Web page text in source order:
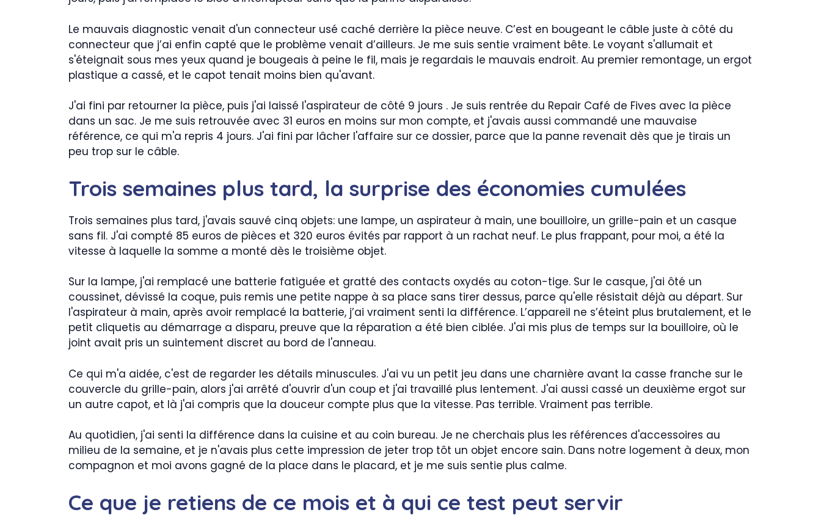
Le mauvais diagnostic venait d'un connecteur usé caché derrière la pièce neuve. C’est en bougeant le câble juste à côté du
connecteur que j’ai enfin capté que le problème venait d’ailleurs. Je me suis sentie vraiment bête. Le voyant s'allumait et
s'éteignait sous mes yeux quand je bougeais à peine le fil, mais je regardais le mauvais endroit. Au premier remontage, un ergot
plastique a cassé, et le capot tenait moins bien qu'avant.
J'ai fini par retourner la pièce, puis j'ai laissé l'aspirateur de côté 9 jours . Je suis rentrée du Repair Café de Fives avec la pièce
dans un sac. Je me suis retrouvée avec 31 euros en moins sur mon compte, et j'avais aussi commandé une mauvaise
référence, ce qui m'a repris 4 jours. J'ai fini par lâcher l'affaire sur ce dossier, parce que la panne revenait dès que je tirais un
peu trop sur le câble.
Trois semaines plus tard, la surprise des économies cumulées
Trois semaines plus tard, j'avais sauvé cinq objets: une lampe, un aspirateur à main, une bouilloire, un grille-pain et un casque
sans fil. J'ai compté 85 euros de pièces et 320 euros évités par rapport à un rachat neuf. Le plus frappant, pour moi, a été la
vitesse à laquelle la somme a monté dès le troisième objet.
Sur la lampe, j'ai remplacé une batterie fatiguée et gratté des contacts oxydés au coton-tige. Sur le casque, j'ai ôté un
coussinet, dévissé la coque, puis remis une petite nappe à sa place sans tirer dessus, parce qu'elle résistait déjà au départ. Sur
l'aspirateur à main, après avoir remplacé la batterie, j’ai vraiment senti la différence. L’appareil ne s’éteint plus brutalement, et le
petit cliquetis au démarrage a disparu, preuve que la réparation a été bien ciblée. J'ai mis plus de temps sur la bouilloire, où le
joint avait pris un suintement discret au bord de l'anneau.
Ce qui m'a aidée, c'est de regarder les détails minuscules. J'ai vu un petit jeu dans une charnière avant la casse franche sur le
couvercle du grille-pain, alors j'ai arrêté d'ouvrir d'un coup et j'ai travaillé plus lentement. J'ai aussi cassé un deuxième ergot sur
un autre capot, et là j'ai compris que la douceur compte plus que la vitesse. Pas terrible. Vraiment pas terrible.
Au quotidien, j'ai senti la différence dans la cuisine et au coin bureau. Je ne cherchais plus les références d'accessoires au
milieu de la semaine, et je n'avais plus cette impression de jeter trop tôt un objet encore sain. Dans notre logement à deux, mon
compagnon et moi avons gagné de la place dans le placard, et je me suis sentie plus calme.
Ce que je retiens de ce mois et à qui ce test peut servir